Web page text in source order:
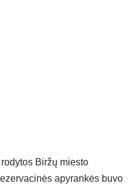
Biržų miesto
apyrankės buvo